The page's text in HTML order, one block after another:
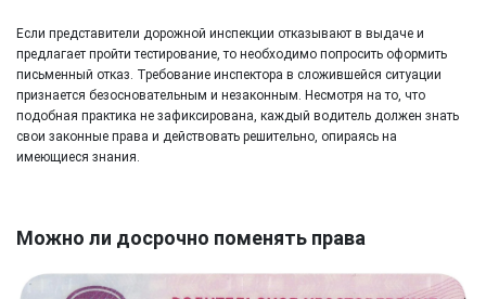
Если представители дорожной инспекции отказывают в выдаче и
предлагает пройти тестирование, то необходимо попросить оформить
письменный отказ. Требование инспектора в сложившейся ситуации
признается безосновательным и незаконным. Несмотря на то, что
подобная практика не зафиксирована, каждый водитель должен знать
свои законные права и действовать решительно, опираясь на
имеющиеся знания.
Можно ли досрочно поменять права